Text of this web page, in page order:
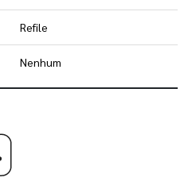
Refile
Nenhum
utilizar os nossos gabaritos